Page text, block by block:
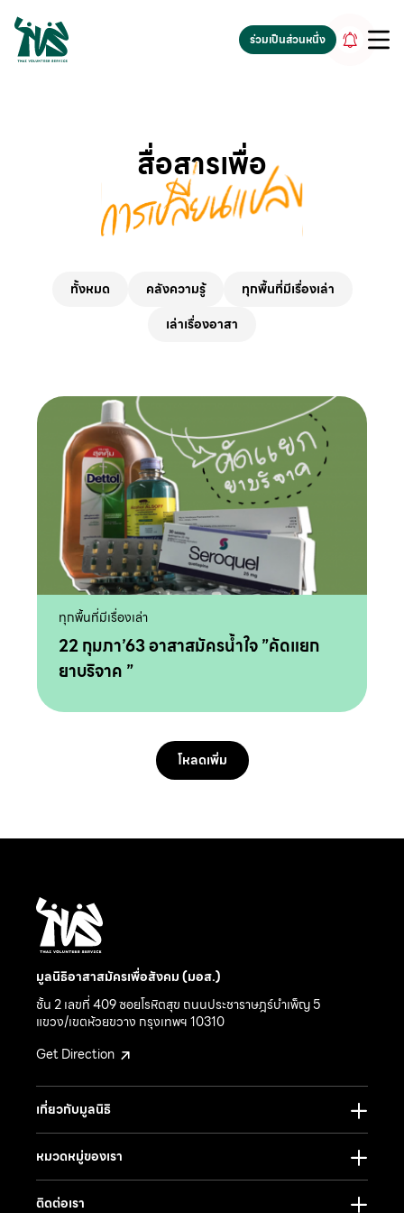
gv-5iuoxpem74qfjw.dv.googlehosted.com
ร่วมเป็นส่วนหนึ่ง
สื่อสารเพื่อ
ทั้งหมด คลังความรู้
ทุกพื้นที่มีเรื่องเล่า
เล่าเรื่องอาสา
ทุกพื้นที่มีเรื่องเล่า
22 กุมภา’63 อาสาสมัครน้ำใจ ”คัดแยก
ยาบริจาค ”
โหลดเพิ่ม
มูลนิธิอาสาสมัครเพื่อสังคม (มอส.)
ชั้น 2 เลขที่ 409 ซอยโรหิตสุข ถนนประชาราษฎร์บำเพ็ญ 5
แขวง/เขตห้วยขวาง กรุงเทพฯ 10310
Get Direction
เกี่ยวกับมูลนิธิ
หมวดหมู่ของเรา
ติดต่อเรา